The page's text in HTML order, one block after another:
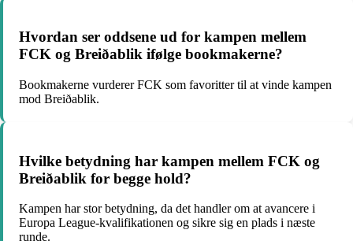
Hvordan ser oddsene ud for kampen mellem
FCK og Breiðablik ifølge bookmakerne?
Bookmakerne vurderer FCK som favoritter til at vinde kampen
mod Breiðablik.
Hvilke betydning har kampen mellem FCK og
Breiðablik for begge hold?
Kampen har stor betydning, da det handler om at avancere i
Europa League-kvalifikationen og sikre sig en plads i næste
runde.